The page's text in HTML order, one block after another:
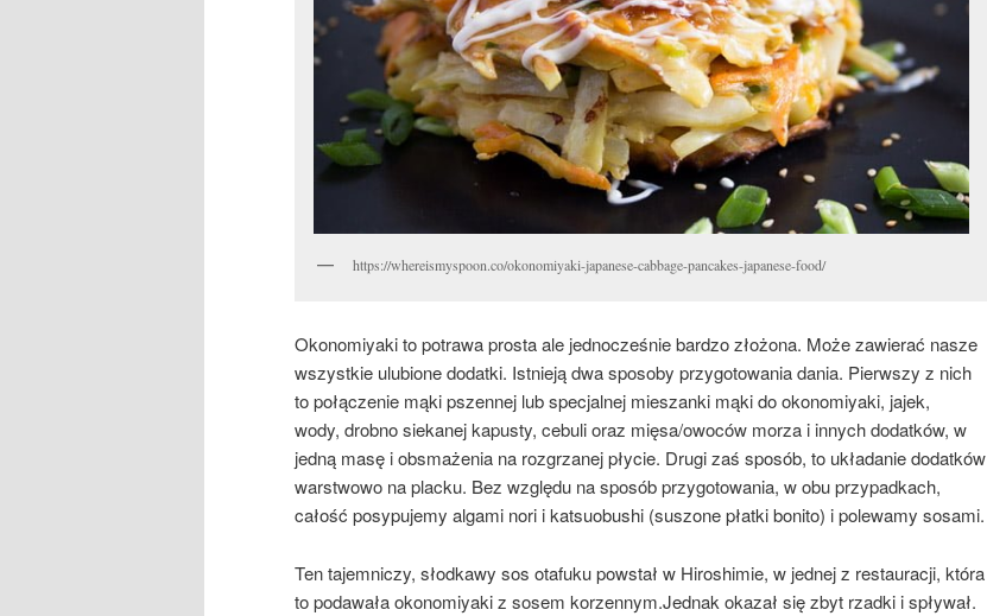
https://whereismyspoon.co/okonomiyaki-japanese-cabbage-pancakes-japanese-food/
Okonomiyaki to potrawa prosta ale jednocześnie bardzo złożona. Może zawierać nasze
wszystkie ulubione dodatki. Istnieją dwa sposoby przygotowania dania. Pierwszy z nich
to połączenie mąki pszennej lub specjalnej mieszanki mąki do okonomiyaki, jajek,
wody, drobno siekanej kapusty, cebuli oraz mięsa/owoców morza i innych dodatków, w
jedną masę i obsmażenia na rozgrzanej płycie. Drugi zaś sposób, to układanie dodatków
warstwowo na placku. Bez względu na sposób przygotowania, w obu przypadkach,
całość posypujemy algami nori i katsuobushi (suszone płatki bonito) i polewamy sosami.
Ten tajemniczy, słodkawy sos otafuku powstał w Hiroshimie, w jednej z restauracji, która
to podawała okonomiyaki z sosem korzennym.Jednak okazał się zbyt rzadki i spływał.